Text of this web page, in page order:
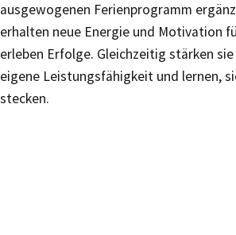
ausgewogenen Ferienprogramm
erhalten neue Energie und Motivation
erleben Erfolge. Gleichzeitig stärken
eigene Leistungsfähigkeit und lernen,
stecken.